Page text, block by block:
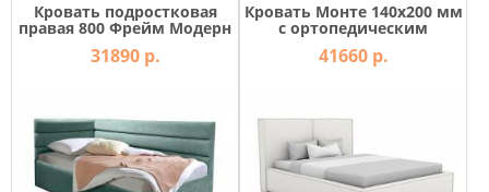
Кровать подростковая
правая 800 Фрейм Модерн
с подъемом вивальди 19
31890 р.
Кровать Монте 140х200 мм
с ортопедическим
основанием
41660 р.